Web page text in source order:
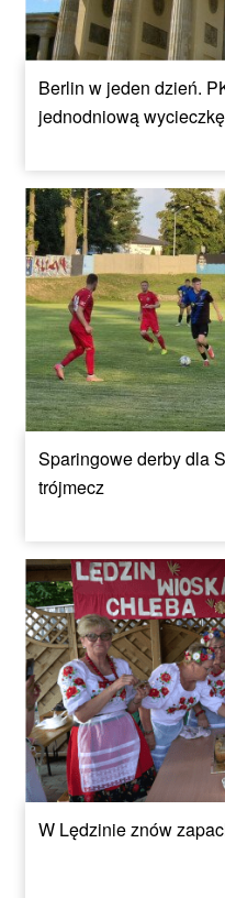
Berlin w jeden dzień.
jednodniową wycieczkę
Sparingowe derby dla
trójmecz
W Lędzinie znów